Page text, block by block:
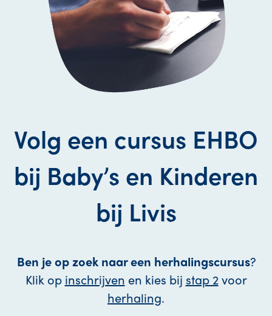
Volg een cursus EHBO
bij Baby’s en Kinderen
bij Livis
Ben je op zoek naar een herhalingscursus?
Klik op inschrijven en kies bij stap 2voor
herhaling.